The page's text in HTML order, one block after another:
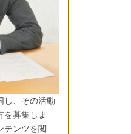
し、その活動
を募集しま
テンツを閲